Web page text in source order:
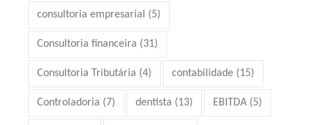
consultoria empresarial (5)
Consultoria financeira (31)
Consultoria Tributária (4) contabilidade (15)
Controladoria (7) dentista (13) EBITDA (5)